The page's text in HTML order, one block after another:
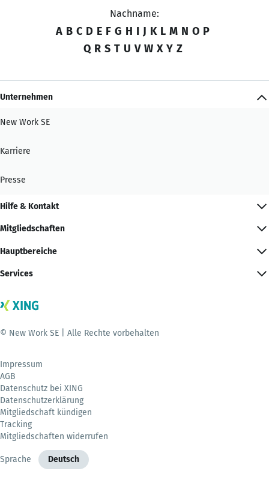
Nachname:
A B C D E F G H I J K L M N O P
Q R S T U V W X Y Z
Unternehmen
New Work SE
Karriere
Presse
Hilfe & Kontakt
Mitgliedschaften
Hauptbereiche
Services
© New Work SE | Alle Rechte vorbehalten
Impressum
AGB
Datenschutz bei XING
Datenschutzerklärung
Mitgliedschaft kündigen
Tracking
Mitgliedschaften widerrufen
Sprache Deutsch